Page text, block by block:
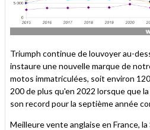
Triumph continue de louvoyer au-
instaure une nouvelle marque de
motos immatriculées, soit environ
200 de plus qu'en 2022 lorsque que
son record pour la septième année
Meilleure vente anglaise en France,